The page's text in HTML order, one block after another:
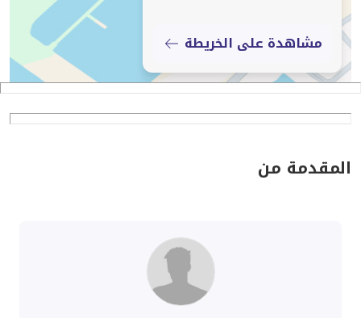
مشاهدة على الخريطة
المقدمة من